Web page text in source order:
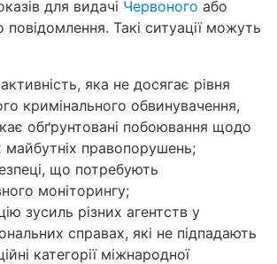
для видачі Червоного або
Такі ситуації можуть
яка не досягає рівня
кримінального обвинувачення,
обґрунтовані побоювання щодо
правопорушень;
що потребують
моніторингу;
зусиль різних агентств у
справах, які не підпадають
категорії міжнародної